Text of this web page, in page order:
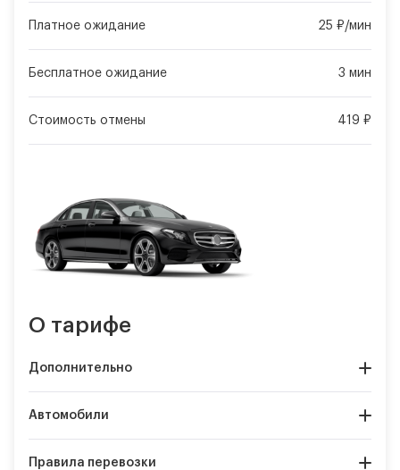
Платное ожидание 25 ₽/мин
Бесплатное ожидание 3 мин
Стоимость отмены 419 ₽
О тарифе
Дополнительно
Автомобили
Правила перевозки